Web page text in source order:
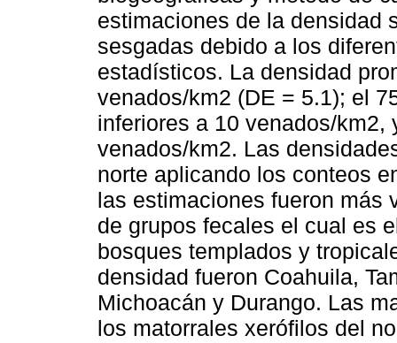
estimaciones de la densidad
sesgadas debido a los
estadísticos. La densidad
venados/km2 (DE = 5.1); el
inferiores a 10 venados/km2,
venados/km2. Las
norte aplicando los conteos
las estimaciones fueron más
de grupos fecales el cual es
bosques templados y
densidad fueron Coahuila,
Michoacán y Durango. Las
los matorrales xerófilos del